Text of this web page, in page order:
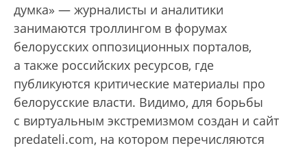
думка» — журналисты и аналитики
занимаются троллингом в форумах
белорусских оппозиционных порталов,
а также российских ресурсов, где
публикуются критические материалы про
белорусские власти. Видимо, для борьбы
с виртуальным экстремизмом создан и сайт
predateli.com, на котором перечисляются